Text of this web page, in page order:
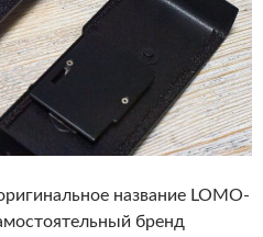
название LOMO-
бренд